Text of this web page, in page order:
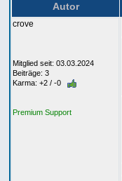
Autor
crove
Mitglied seit: 03.03.2024
Beiträge: 3
Karma: +2 / -0
Premium Support